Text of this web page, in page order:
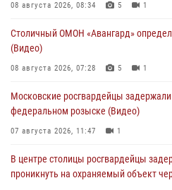
08 августа 2026, 08:34 5 1
Столичный ОМОН «Авангард»
(Видео)
08 августа 2026, 07:28 5 1
Московские росгвардейцы
федеральном розыске (Видео)
07 августа 2026, 11:47 1
В центре столицы росгвардейцы
проникнуть на охраняемый объект